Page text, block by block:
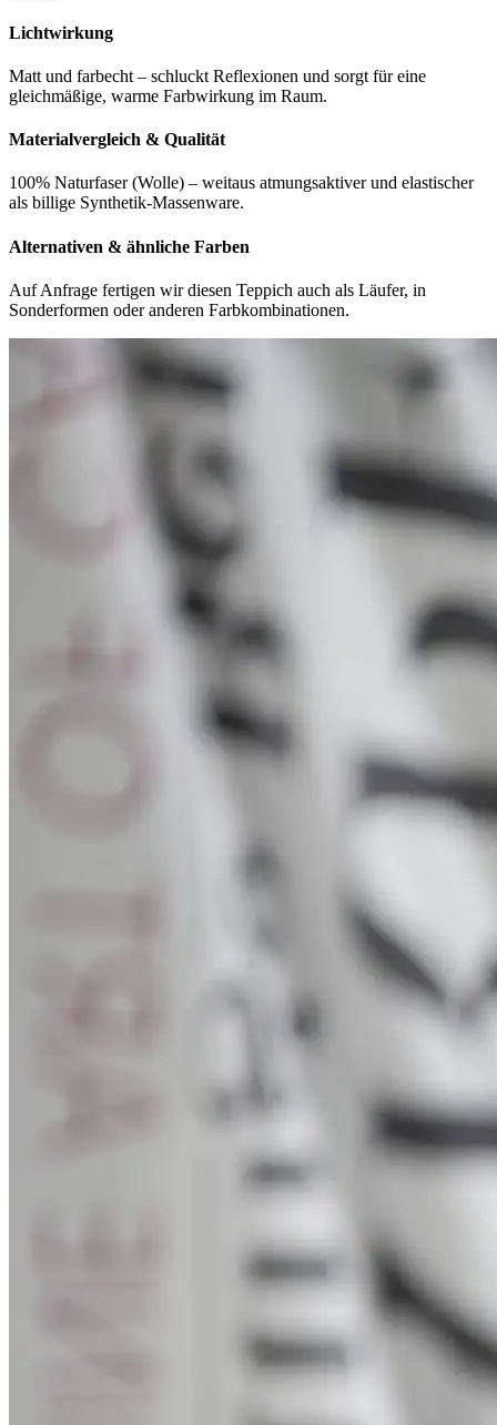
Lichtwirkung
Matt und farbecht – schluckt Reflexionen und sorgt für eine
gleichmäßige, warme Farbwirkung im Raum.
Materialvergleich & Qualität
100% Naturfaser (Wolle) – weitaus atmungsaktiver und elastischer
als billige Synthetik-Massenware.
Alternativen & ähnliche Farben
Auf Anfrage fertigen wir diesen Teppich auch als Läufer, in
Sonderformen oder anderen Farbkombinationen.